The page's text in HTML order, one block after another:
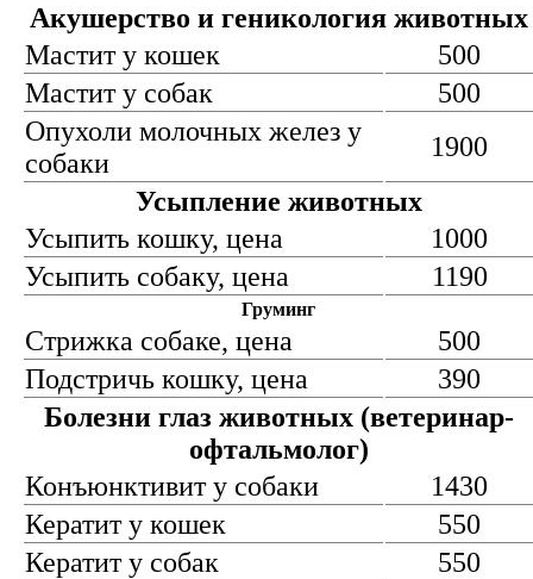
Акушерство и геникология животных
Мастит у кошек
500
Мастит у собак
500
Опухоли молочных желез у
собаки
1900
Усыпление животных
Усыпить кошку, цена
1000
Усыпить собаку, цена
1190
Груминг
Стрижка собаке, цена
500
Подстричь кошку, цена
390
Болезни глаз животных (ветеринар-
офтальмолог)
Конъюнктивит у собаки
1430
Кератит у кошек
550
Кератит у собак
550